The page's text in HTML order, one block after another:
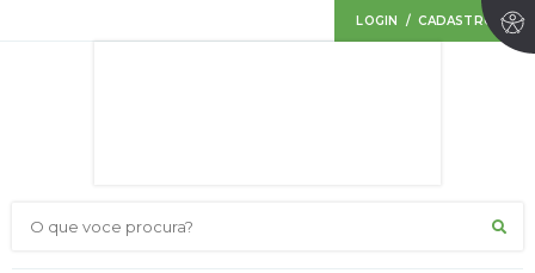
LOGIN / CADASTRO
O que voce procura?